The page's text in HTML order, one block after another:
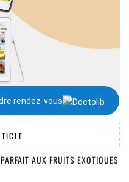
rendez-vous
1300 À 2000 KCAL
AUX FRUITS EXOTIQUES